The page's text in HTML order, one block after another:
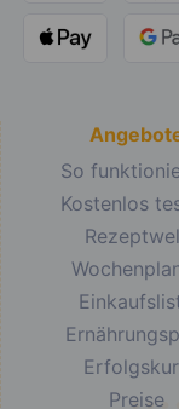
So
Kostenlos
Preise